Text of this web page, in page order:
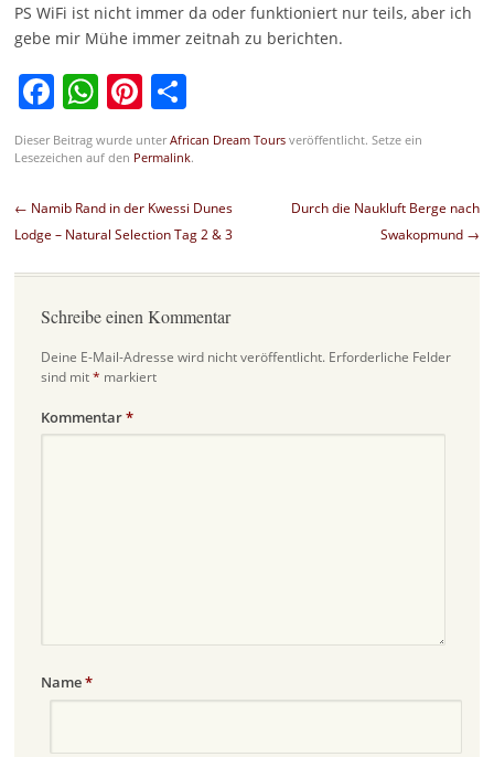
PS WiFi ist nicht immer da oder funktioniert nur teils, aber ich
gebe mir Mühe immer zeitnah zu berichten.
Facebook
WhatsApp
Pinterest
Teilen
Dieser Beitrag wurde unterAfrican Dream Toursveröffentlicht. Setze ein
Lesezeichen auf den Permalink.
Beitragsnavigation
← Namib Rand in der Kwessi Dunes
Lodge – Natural Selection Tag 2 & 3
Durch die Naukluft Berge nach
Swakopmund →
Schreibe einen Kommentar
Deine E-Mail-Adresse wird nicht veröffentlicht. Erforderliche Felder
sind mit* markiert
Kommentar*
Name*